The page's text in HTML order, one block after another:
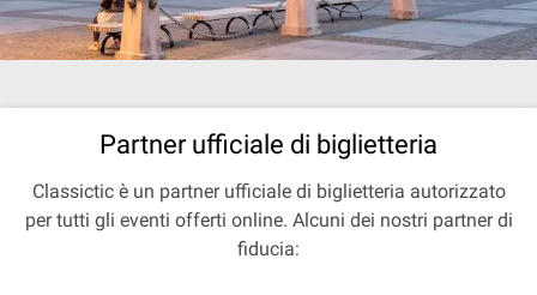
Partner ufficiale di biglietteria
Classictic è un partner ufficiale di biglietteria autorizzato
per tutti gli eventi offerti online. Alcuni dei nostri partner di
fiducia: